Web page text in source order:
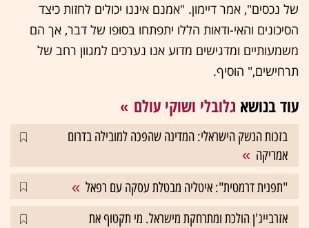
של נכסים", אמר דיימון. "אמנם איננו יכולים לחזות כיצד
הסיכונים והאי-ודאות הללו יתפתחו בסופו של דבר, אך הם
משמעותיים ומדגישים מדוע אנו נערכים למגוון רחב של
תרחישים," הוסיף.
עוד בנושא גלובלי ושוקי עולם
בזכות הנשק הישראלי: המדינה שהפכה למובילה בדרום
אמריקה
"תפנית דרמטית": איטליה מבטלת עסקה עם רפאל
אזרבייג'ן הולכת ומתרחקת מישראל. מי תקטוף את